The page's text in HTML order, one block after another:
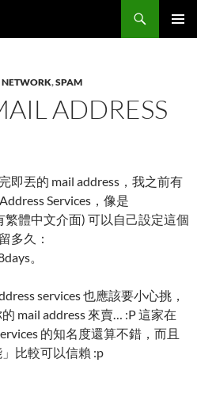
NETWORK,SPAM
ADDRESS
即丟的 mail address，我之前有
Services，像是
繁體中文介面) 可以自己設定這個
多久：
。
services 也應該要小心挑，
mail address 來賣… :P 這家在
的知名度還算不錯，而且
比較可以信賴 :p